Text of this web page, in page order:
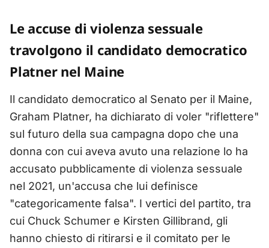
Le accuse di violenza sessuale
travolgono il candidato democratico
Platner nel Maine
Il candidato democratico al Senato per il Maine,
Graham Platner, ha dichiarato di voler "riflettere"
sul futuro della sua campagna dopo che una
donna con cui aveva avuto una relazione lo ha
accusato pubblicamente di violenza sessuale
nel 2021, un'accusa che lui definisce
"categoricamente falsa". I vertici del partito, tra
cui Chuck Schumer e Kirsten Gillibrand, gli
hanno chiesto di ritirarsi e il comitato per le